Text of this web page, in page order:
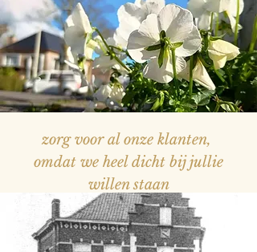
zorg voor al onze klanten,
omdat we heel dicht bij jullie
willen staan
— Naam, titel